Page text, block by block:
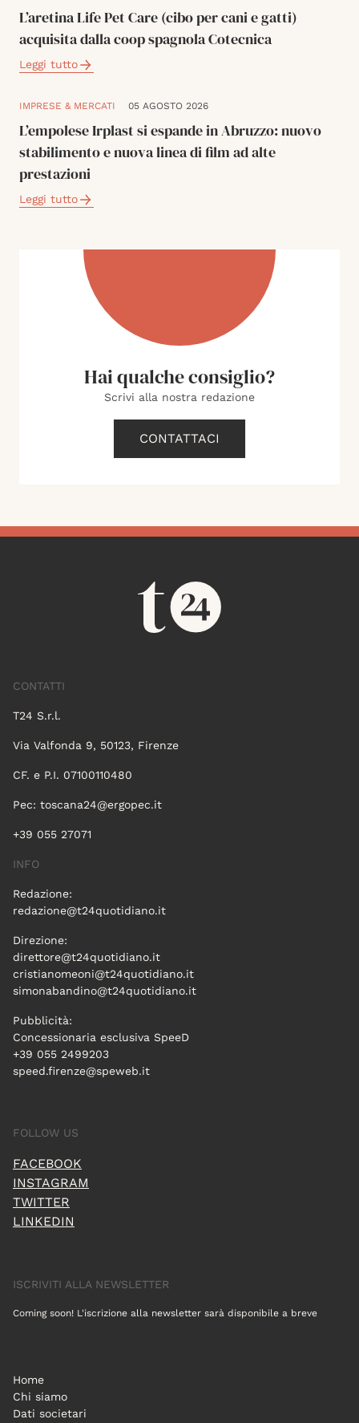
L’aretina Life Pet Care (cibo per cani e gatti)
acquisita dalla coop spagnola Cotecnica
Leggi tutto
IMPRESE & MERCATI 05 AGOSTO 2026
L’empolese Irplast si espande in Abruzzo: nuovo
stabilimento e nuova linea di film ad alte
prestazioni
Leggi tutto
Hai qualche consiglio?
Scrivi alla nostra redazione
CONTATTACI
CONTATTI
T24 S.r.l.
Via Valfonda 9, 50123, Firenze
CF. e P.I. 07100110480
Pec: toscana24@ergopec.it
+39 055 27071
INFO
Redazione:
redazione@t24quotidiano.it
Direzione:
direttore@t24quotidiano.it
cristianomeoni@t24quotidiano.it
simonabandino@t24quotidiano.it
Pubblicità:
Concessionaria esclusiva SpeeD
+39 055 2499203
speed.firenze@speweb.it
FOLLOW US
FACEBOOK
INSTAGRAM
TWITTER
LINKEDIN
ISCRIVITI ALLA NEWSLETTER
Coming soon! L'iscrizione alla newsletter sarà disponibile a breve
Home
Chi siamo
Dati societari